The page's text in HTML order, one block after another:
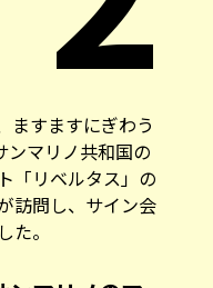
ますますにぎわう
「リベルタス」の
訪問し、サイン会
た。
マリノのマ